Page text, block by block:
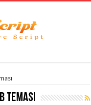
teması